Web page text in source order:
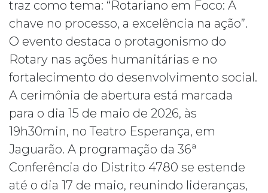
traz como tema: “Rotariano em Foco: A
chave no processo, a excelência na ação”.
O evento destaca o protagonismo do
Rotary nas ações humanitárias e no
fortalecimento do desenvolvimento social.
A cerimônia de abertura está marcada
para o dia 15 de maio de 2026, às
19h30min, no Teatro Esperança, em
Jaguarão. A programação da 36ª
Conferência do Distrito 4780 se estende
até o dia 17 de maio, reunindo lideranças,